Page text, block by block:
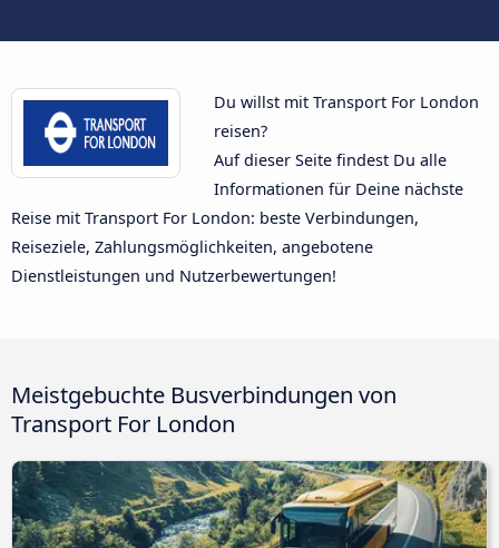
Du willst mit Transport For London
reisen?
Auf dieser Seite findest Du alle
Informationen für Deine nächste
Reise mit Transport For London: beste Verbindungen,
Reiseziele, Zahlungsmöglichkeiten, angebotene
Dienstleistungen und Nutzerbewertungen!
Meistgebuchte Busverbindungen von
Transport For London